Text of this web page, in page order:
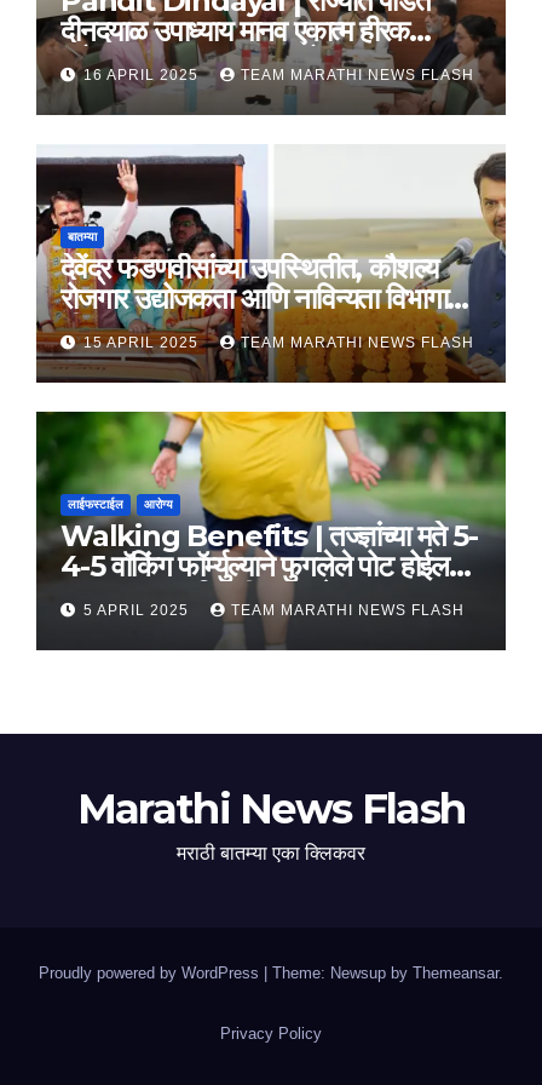
दीनदयाळ उपाध्याय मानव एकात्म हीरक
महोत्सव, 22-25 दरम्यान होणार साजरा
16 APRIL 2025 TEAM MARATHI NEWS FLASH
बातम्या
देवेंद्र फडणवीसांच्या उपस्थितीत, कौशल्य
रोजगार उद्योजकता आणि नाविन्यता विभागाचे
तीन सामंजस्य करार
15 APRIL 2025 TEAM MARATHI NEWS FLASH
लाईफस्टाईल आरोग्य
Walking Benefits | तज्ज्ञांच्या मते 5-
4-5 वॉकिंग फॉर्म्युल्याने फुगलेले पोट होईल
लवकर सपाट, मिळतील फायदे
5 APRIL 2025 TEAM MARATHI NEWS FLASH
Marathi News Flash
मराठी बातम्या एका क्लिकवर
Proudly powered by WordPress | Theme: Newsup by Themeansar.
Privacy Policy